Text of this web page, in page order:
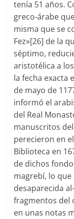
tenía 51 años.
greco-árabe
misma que se
Fez»[26] de la
séptimo,
aristotélica a
la fecha exacta
de mayo de
informó el
del Real
manuscritos del
perecieron en
Biblioteca en
de dichos
magrebí, lo
desaparecida
fragmentos del
en unas notas